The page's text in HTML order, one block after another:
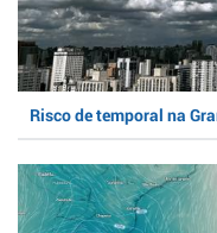
Risco de temporal na